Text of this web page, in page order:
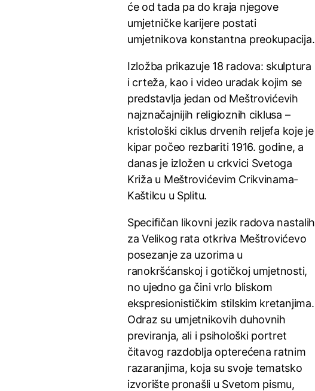
će od tada pa do kraja njegove
umjetničke karijere postati
umjetnikova konstantna preokupacija.
Izložba prikazuje 18 radova: skulptura
i crteža, kao i video uradak kojim se
predstavlja jedan od Meštrovićevih
najznačajnijih religioznih ciklusa –
kristološki ciklus drvenih reljefa koje je
kipar počeo rezbariti 1916. godine, a
danas je izložen u crkvici Svetoga
Križa u Meštrovićevim Crikvinama-
Kaštilcu u Splitu.
Specifičan likovni jezik radova nastalih
za Velikog rata otkriva Meštrovićevo
posezanje za uzorima u
ranokršćanskoj i gotičkoj umjetnosti,
no ujedno ga čini vrlo bliskom
ekspresionističkim stilskim kretanjima.
Odraz su umjetnikovih duhovnih
previranja, ali i psihološki portret
čitavog razdoblja opterećena ratnim
razaranjima, koja su svoje tematsko
izvorište pronašli u Svetom pismu,